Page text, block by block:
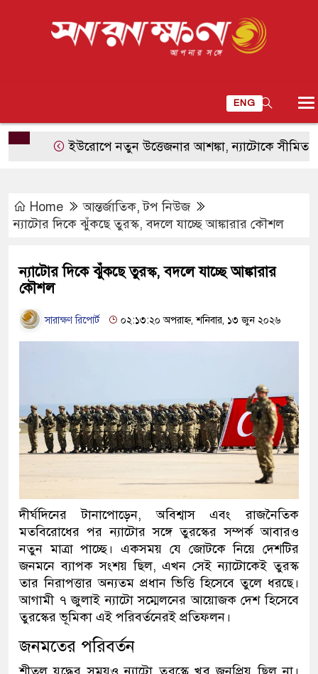
ENG
ইউরোপে নতুন উত্তেজনার আশঙ্কা, ন্যাটোকে সীমিত হামলায়
Home আন্তর্জাতিক,টপ নিউজ
ন্যাটোর দিকে ঝুঁকছে তুরস্ক, বদলে যাচ্ছে আঙ্কারার কৌশল
ন্যাটোর দিকে ঝুঁকছে তুরস্ক, বদলে যাচ্ছে আঙ্কারার
কৌশল
সারাক্ষণ রিপোর্ট ০২:১৩:২০ অপরাহ্ন, শনিবার, ১৩ জুন ২০২৬
দীর্ঘদিনের টানাপোড়েন, অবিশ্বাস এবং রাজনৈতিক
মতবিরোধের পর ন্যাটোর সঙ্গে তুরস্কের সম্পর্ক আবারও
নতুন মাত্রা পাচ্ছে। একসময় যে জোটকে নিয়ে দেশটির
জনমনে ব্যাপক সংশয় ছিল, এখন সেই ন্যাটোকেই তুরস্ক
তার নিরাপত্তার অন্যতম প্রধান ভিত্তি হিসেবে তুলে ধরছে।
আগামী ৭ জুলাই ন্যাটো সম্মেলনের আয়োজক দেশ হিসেবে
তুরস্কের ভূমিকা এই পরিবর্তনেরই প্রতিফলন।
জনমতের পরিবর্তন